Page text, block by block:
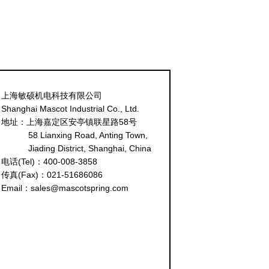
上海敏硕机电科技有限公司
Shanghai Mascot Industrial Co., Ltd.
地址：上海嘉定区安亭镇联星路58号
58 Lianxing Road, Anting Town,
Jiading District, Shanghai, China
电话(Tel)：400-008-3858
传真(Fax)：021-51686086
Email：sales@mascotspring.com